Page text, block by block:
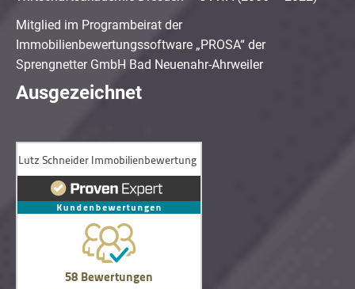
Mitglied im Programbeirat der
Immobilienbewertungssoftware „PROSA“ der
Sprengnetter GmbH Bad Neuenahr-Ahrweiler
Ausgezeichnet